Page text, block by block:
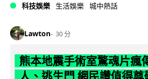
科技娛樂 生活娛樂 城中熱話
Lawton 30 分
熊本地震手術室驚魂片瘋
人、逃生門 網民讚值得尊